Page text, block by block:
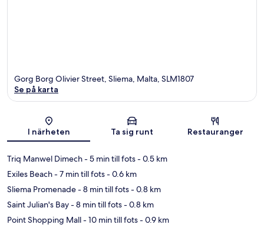
Karta
Gorg Borg Olivier Street, Sliema, Malta, SLM1807
Se på karta
I närheten Ta sig runt Restauranger
Triq Manwel Dimech- 5 min till fots- 0.5 km
Exiles Beach- 7 min till fots- 0.6 km
Sliema Promenade- 8 min till fots- 0.8 km
Saint Julian's Bay- 8 min till fots- 0.8 km
Point Shopping Mall- 10 min till fots- 0.9 km